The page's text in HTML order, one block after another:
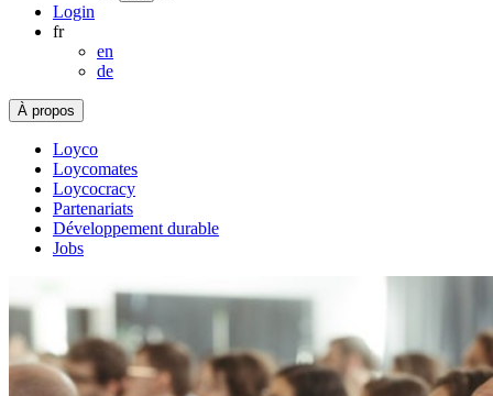
Login
fr
en
de
À propos
Loyco
Loycomates
Loycocracy
Partenariats
Développement durable
Jobs